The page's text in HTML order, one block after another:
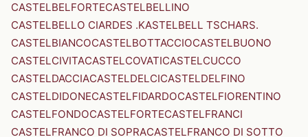
CASTELBELFORTECASTELBELLINO
CASTELBELLO CIARDES .KASTELBELL TSCHARS.
CASTELBIANCOCASTELBOTTACCIOCASTELBUONO
CASTELCIVITACASTELCOVATICASTELCUCCO
CASTELDACCIACASTELDELCICASTELDELFINO
CASTELDIDONECASTELFIDARDOCASTELFIORENTINO
CASTELFONDOCASTELFORTECASTELFRANCI
CASTELFRANCO DI SOPRACASTELFRANCO DI SOTTO